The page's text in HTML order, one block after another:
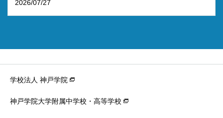
2026/07/27
学校法人 神戸学院
神戸学院大学附属中学校・高等学校